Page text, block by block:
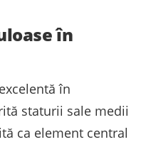
în
în
staturii sale medii
ca element central